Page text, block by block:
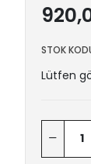
STOK
Lütfen